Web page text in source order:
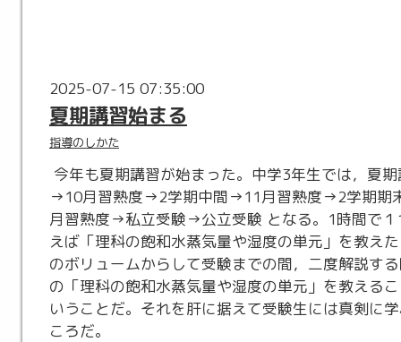
2025-07-15 07:35:00
夏期講習始まる
指導のしかた
今年も夏期講習が始まった。中学3年生では，夏
→10月習熟度→2学期中間→11月習熟度→2学期
月習熟度→私立受験→公立受験 となる。1時間で１
えば「理科の飽和水蒸気量や湿度の単元」を教え
のボリュームからして受験までの間，二度解説す
の「理科の飽和水蒸気量や湿度の単元」を教える
いうことだ。それを肝に据えて受験生には真剣に
ころだ。